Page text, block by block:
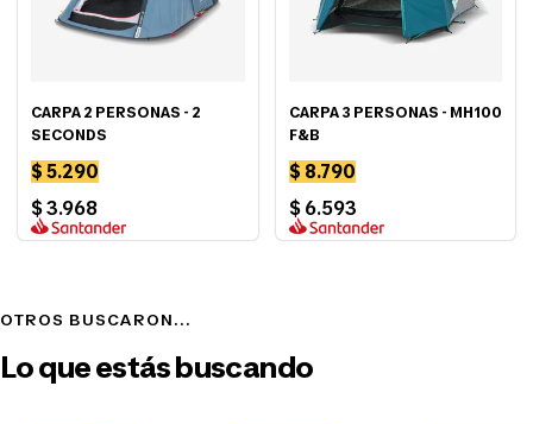
CARPA 2 PERSONAS - 2
SECONDS
$ 5.290
$ 3.968
CARPA 3 PERSONAS - MH100
F&B
$ 8.790
$ 6.593
OTROS BUSCARON...
Lo que estás buscando